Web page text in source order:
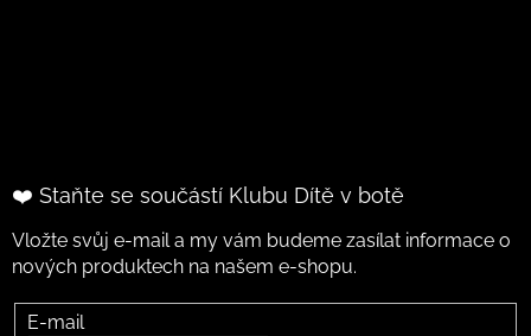
❤️ Staňte se součástí Klubu Dítě v botě
Vložte svůj e-mail a my vám budeme zasílat informace o
nových produktech na našem e-shopu.
E-mail